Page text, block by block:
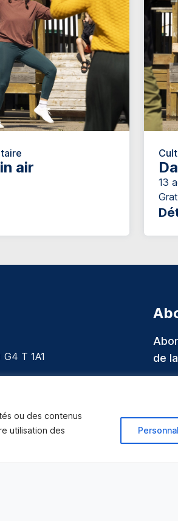
ou des contenus
utilisation des
air
13
T 1A1
toutes urgences.
de